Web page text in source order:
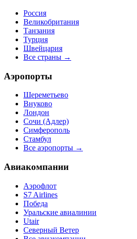
Россия
Великобритания
Танзания
Турция
Швейцария
Все страны →
Аэропорты
Шереметьево
Внуково
Лондон
Сочи (Адлер)
Симферополь
Стамбул
Все аэропорты →
Авиакомпании
Аэрофлот
S7 Airlines
Победа
Уральские авиалинии
Utair
Северный Ветер